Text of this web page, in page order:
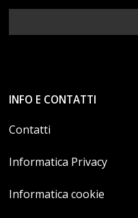
INFO E CONTATTI
Contatti
Informatica Privacy
Informatica cookie